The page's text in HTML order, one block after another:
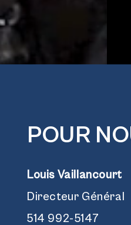
POUR
Louis Vaillancourt
Directeur Général
514 992-5147